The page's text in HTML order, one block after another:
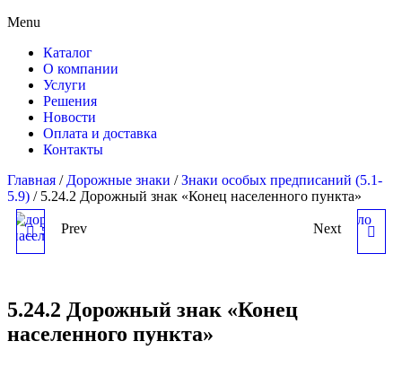
Menu
Каталог
О компании
Услуги
Решения
Новости
Оплата и доставка
Контакты
Главная / Дорожные знаки /Знаки особых предписаний (5.1-
5.9) / 5.24.2 Дорожный знак «Конец населенного пункта»
5.24.1 ДОРОЖНЫЙ ЗНАК
НАСЕЛЕННОГО
Prev 5.25 ДОРОЖНЫЙ ЗНАК
НАСЕЛЕННОГО
Next
5.24.2 Дорожный знак «Конец
населенного пункта»